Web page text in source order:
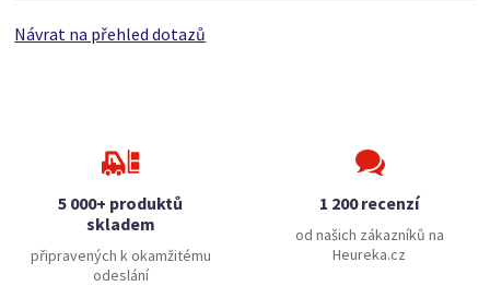
Návrat na přehled dotazů
5 000+ produktů
skladem
připravených k okamžitému
odeslání
1 200 recenzí
od našich zákazníků na
Heureka.cz